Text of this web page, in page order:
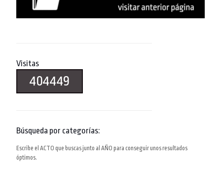
Visitas
404449
Búsqueda por categorías:
Escribe el ACTO que buscas junto al AÑO para conseguir unos resultados
óptimos.